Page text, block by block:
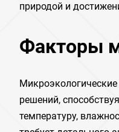
природой и
Факторы
решений,
температуру,